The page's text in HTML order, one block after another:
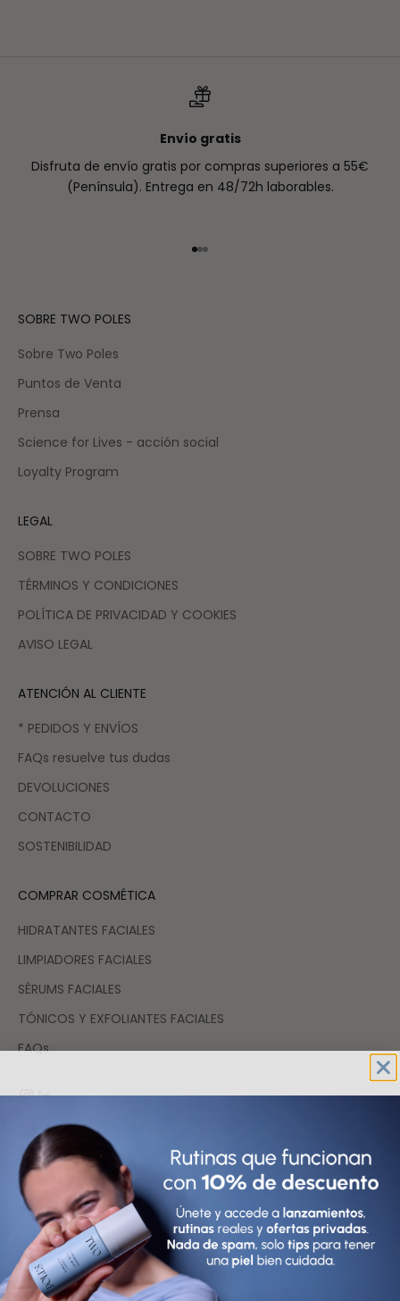
Envío gratis
Disfruta de envío gratis por compras superiores a 55€
(Península). Entrega en 48/72h laborables.
Ir al artículo 1
Ir al artículo 2
Ir al artículo 3
SOBRE TWO POLES
Sobre Two Poles
Puntos de Venta
Prensa
Science for Lives - acción social
Loyalty Program
LEGAL
SOBRE TWO POLES
TÉRMINOS Y CONDICIONES
POLÍTICA DE PRIVACIDAD Y COOKIES
AVISO LEGAL
ATENCIÓN AL CLIENTE
* PEDIDOS Y ENVÍOS
FAQs resuelve tus dudas
DEVOLUCIONES
CONTACTO
SOSTENIBILIDAD
COMPRAR COSMÉTICA
HIDRATANTES FACIALES
LIMPIADORES FACIALES
SÉRUMS FACIALES
TÓNICOS Y EXFOLIANTES FACIALES
FAQs
España (EUR €)
País
Afganistán (AFN ؋)
Albania (ALL L)